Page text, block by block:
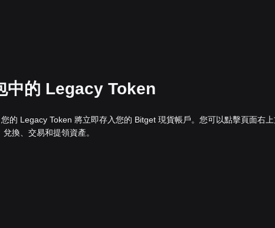
中的 Legacy Token
的 Legacy Token 將立即存入您的 Bitget 現貨帳戶。您可以點擊頁面右
換、交易和提領資產。